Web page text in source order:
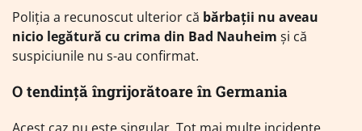
Poliția a recunoscut ulterior că bărbații nu aveau
nicio legătură cu crima din Bad Nauheim și că
suspiciunile nu s-au confirmat.
O tendință îngrijorătoare în Germania